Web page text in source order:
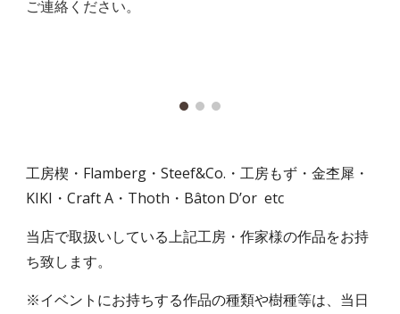
ご連絡ください。
工房楔・Flamberg・Steef&Co.・工房もず・金杢犀・
KIKI・Craft A・Thoth・Bâton D’or etc
当店で取扱いしている上記工房・作家様の作品をお持
ち致します。
※イベントにお持ちする作品の種類や樹種等は、当日